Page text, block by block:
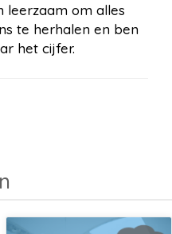
leerzaam om alles
te herhalen en ben
het cijfer.